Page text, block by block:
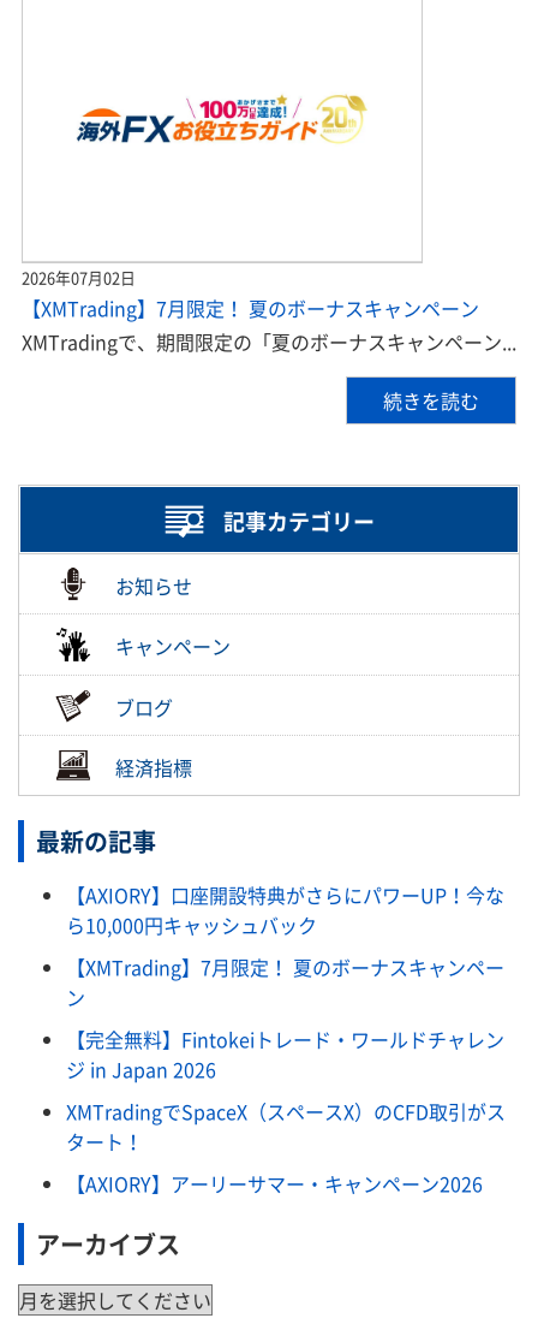
2026年07月02日
【XMTrading】7月限定！ 夏のボーナスキャンペーン
XMTradingで、期間限定の「夏のボーナスキャンペーン...
続きを読む
記事カテゴリー
お知らせ
キャンペーン
ブログ
経済指標
最新の記事
【AXIORY】口座開設特典がさらにパワーUP！今な
ら10,000円キャッシュバック
【XMTrading】7月限定！ 夏のボーナスキャンペー
ン
【完全無料】Fintokeiトレード・ワールドチャレン
ジ in Japan 2026
XMTradingでSpaceX（スペースX）のCFD取引がス
タート！
【AXIORY】アーリーサマー・キャンペーン2026
アーカイブス